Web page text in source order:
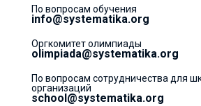
По вопросам обучения
info@systematika.org
Оргкомитет олимпиады
olimpiada@systematika.org
По вопросам сотрудничества для
организаций
school@systematika.org